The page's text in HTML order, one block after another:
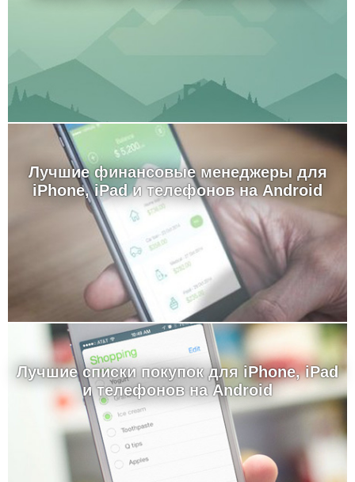
Лучшие финансовые менеджеры для
iPhone, iPad и телефонов на Android
Лучшие cписки покупок для iPhone, iPad
и телефонов на Android